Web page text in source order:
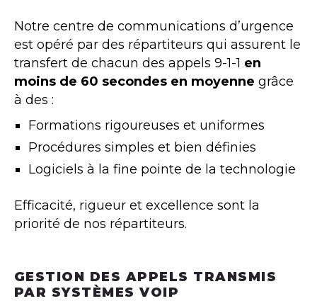
Notre centre de communications d’urgence
est opéré par des répartiteurs qui assurent le
transfert de chacun des appels 9-1-1 en
moins de 60 secondes en moyenne grâce
à des :
Formations rigoureuses et uniformes
Procédures simples et bien définies
Logiciels à la fine pointe de la technologie
Efficacité, rigueur et excellence sont la
priorité de nos répartiteurs.
GESTION DES APPELS TRANSMIS
PAR SYSTÈMES VOIP